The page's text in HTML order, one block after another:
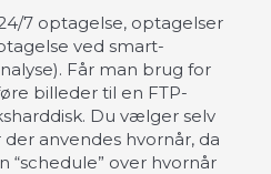
7 optagelse, optagelser
ved smart-
Får man brug for
billeder til en FTP-
Du vælger selv
anvendes hvornår, da
over hvornår